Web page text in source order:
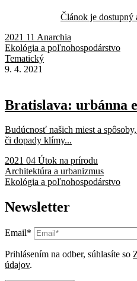
Článok je dostupný
2021 11 Anarchia
Ekológia a poľnohospodárstvo
Tematický
9. 4. 2021
Bratislava: urbánna
Budúcnosť našich miest a
či dopady klímy...
2021 04 Útok na prírodu
Architektúra a urbanizmus
Ekológia a poľnohospodárstvo
Newsletter
Email*
Prihlásením na odber, súhlasíte so
údajov.